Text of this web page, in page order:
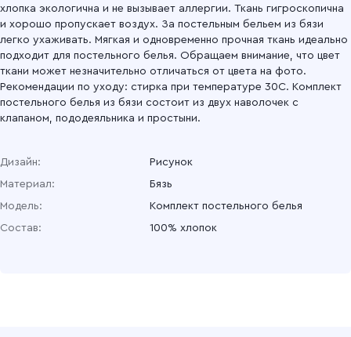
хлопка экологична и не вызывает аллергии. Ткань гигроскопична
и хорошо пропускает воздух. За постельным бельем из бязи
легко ухаживать. Мягкая и одновременно прочная ткань идеально
подходит для постельного белья. Обращаем внимание, что цвет
ткани может незначительно отличаться от цвета на фото.
Рекомендации по уходу: стирка при температуре 30С. Комплект
постельного белья из бязи состоит из двух наволочек с
клапаном, пододеяльника и простыни.
Дизайн:
Рисунок
Материал:
Бязь
Модель:
Комплект постельного белья
Состав:
100% хлопок